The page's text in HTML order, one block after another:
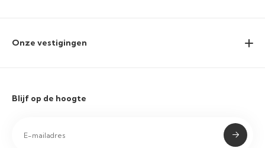
Onze vestigingen
Blijf op de hoogte